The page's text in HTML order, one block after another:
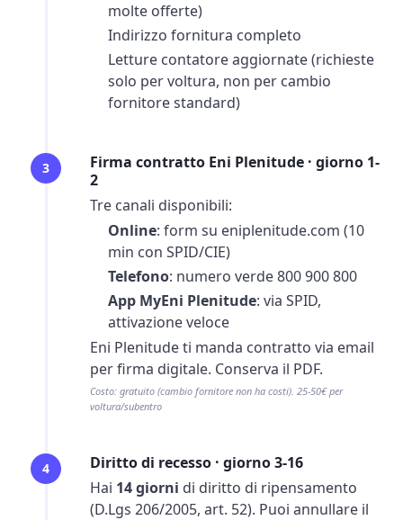
molte offerte)
Indirizzo fornitura completo
Letture contatore aggiornate (richieste
solo pervoltura, non per cambio
fornitore standard)
3
Firma contratto Eni Plenitude · giorno 1-
2
Tre canali disponibili:
Online: form su eniplenitude.com (10
min con SPID/CIE)
Telefono: numero verde 800 900 800
App MyEni Plenitude: via SPID,
attivazione veloce
Eni Plenitude ti manda contratto via email
per firma digitale. Conserva il PDF.
Costo: gratuito (cambio fornitore non ha costi). 25-50€ per
voltura/subentro
4
Diritto di recesso · giorno 3-16
Hai 14 giorni di diritto di ripensamento
(D.Lgs 206/2005, art. 52). Puoi annullare il